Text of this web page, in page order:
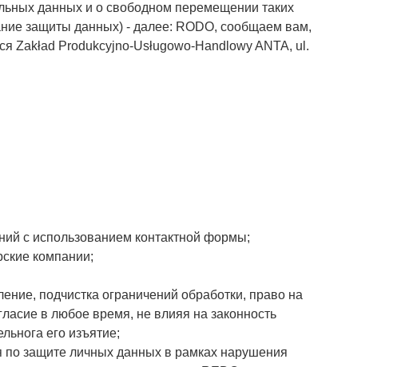
данных и о свободном перемещении таких
защиты данных) - далее: RODO, сообщаем вам,
Zakład Produkcyjno-Usługowo-Handlowy ANTA, ul.
с использованием контактной формы;
компании;
подчистка ограничений обработки, право на
в любое время, не влияя на законность
его изъятие;
защите личных данных в рамках нарушения